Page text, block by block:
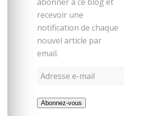
recevoir une
notification de chaque
nouvel article par
email.
Abonnez-vous